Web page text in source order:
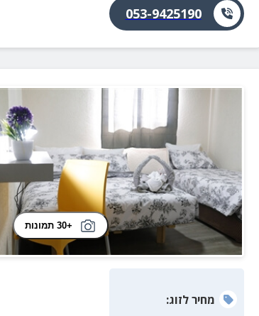
053-9425190
+30 תמונות
מחירלזוג: